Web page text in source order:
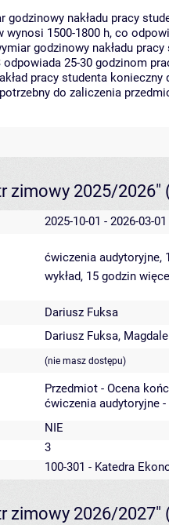
godzinowy nakładu pracy
wynosi 1500-1800 h, co
godzinowy nakładu
odpowiada 25-30 godzinom
pracy studenta
do zaliczenia
zimowy 2025/2026"
2025-10-01 - 2026-03-01
ćwiczenia audytoryjne,
wykład, 15 godzin
Dariusz Fuksa
Dariusz Fuksa,
(nie masz dostępu)
Przedmiot - Ocena
ćwiczenia audytoryjne
NIE
3
100-301 - Katedra
zimowy 2026/2027"